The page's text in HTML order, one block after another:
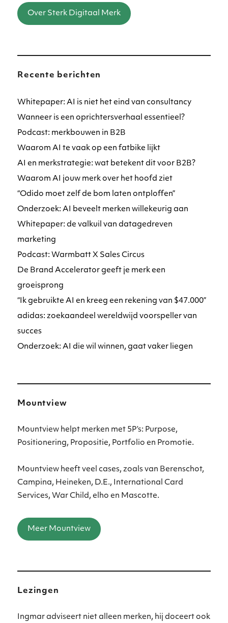
Over Sterk Digitaal Merk
Recente berichten
Whitepaper: AI is niet het eind van consultancy
Wanneer is een oprichtersverhaal essentieel?
Podcast: merkbouwen in B2B
Waarom AI te vaak op een fatbike lijkt
AI en merkstrategie: wat betekent dit voor B2B?
Waarom AI jouw merk over het hoofd ziet
“Odido moet zelf de bom laten ontploffen”
Onderzoek: AI beveelt merken willekeurig aan
Whitepaper: de valkuil van datagedreven
marketing
Podcast: Warmbatt X Sales Circus
De Brand Accelerator geeft je merk een
groeisprong
“Ik gebruikte AI en kreeg een rekening van $47.000”
adidas: zoekaandeel wereldwijd voorspeller van
succes
Onderzoek: AI die wil winnen, gaat vaker liegen
Mountview
Mountview helpt merken met 5P’s: Purpose,
Positionering, Propositie, Portfolio en Promotie.
Mountview heeft veel cases, zoals van Berenschot,
Campina, Heineken, D.E., International Card
Services, War Child, elho en Mascotte.
Meer Mountview
Lezingen
Ingmar adviseert niet alleen merken, hij doceert ook